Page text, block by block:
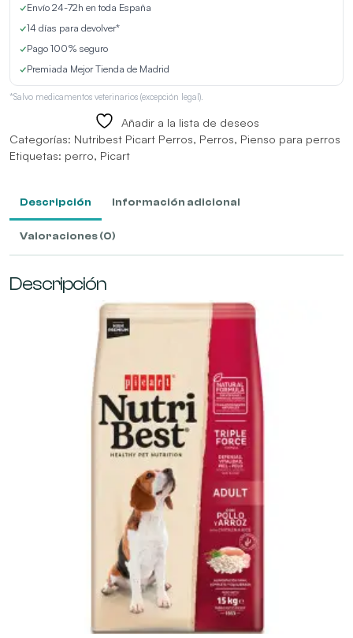
cantidad
✓Envío 24-72h en toda España
✓14 días para devolver*
✓Pago 100% seguro
✓Premiada Mejor Tienda de Madrid
*Salvo medicamentos veterinarios (excepción legal).
Añadir a la lista de deseos
Categorías: Nutribest Picart Perros, Perros, Pienso para perros
Etiquetas: perro, Picart
Descripción Información adicional
Valoraciones (0)
Descripción